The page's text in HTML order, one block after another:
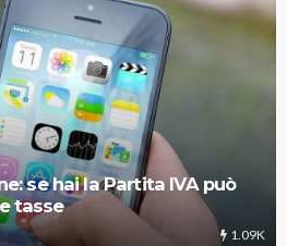
se hai la Partita IVA può
tasse
1.09K